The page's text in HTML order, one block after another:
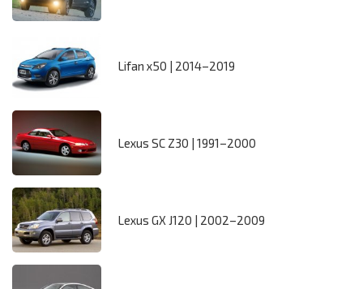
Lifan x50 | 2014–2019
Lexus SC Z30 | 1991–2000
Lexus GX J120 | 2002–2009